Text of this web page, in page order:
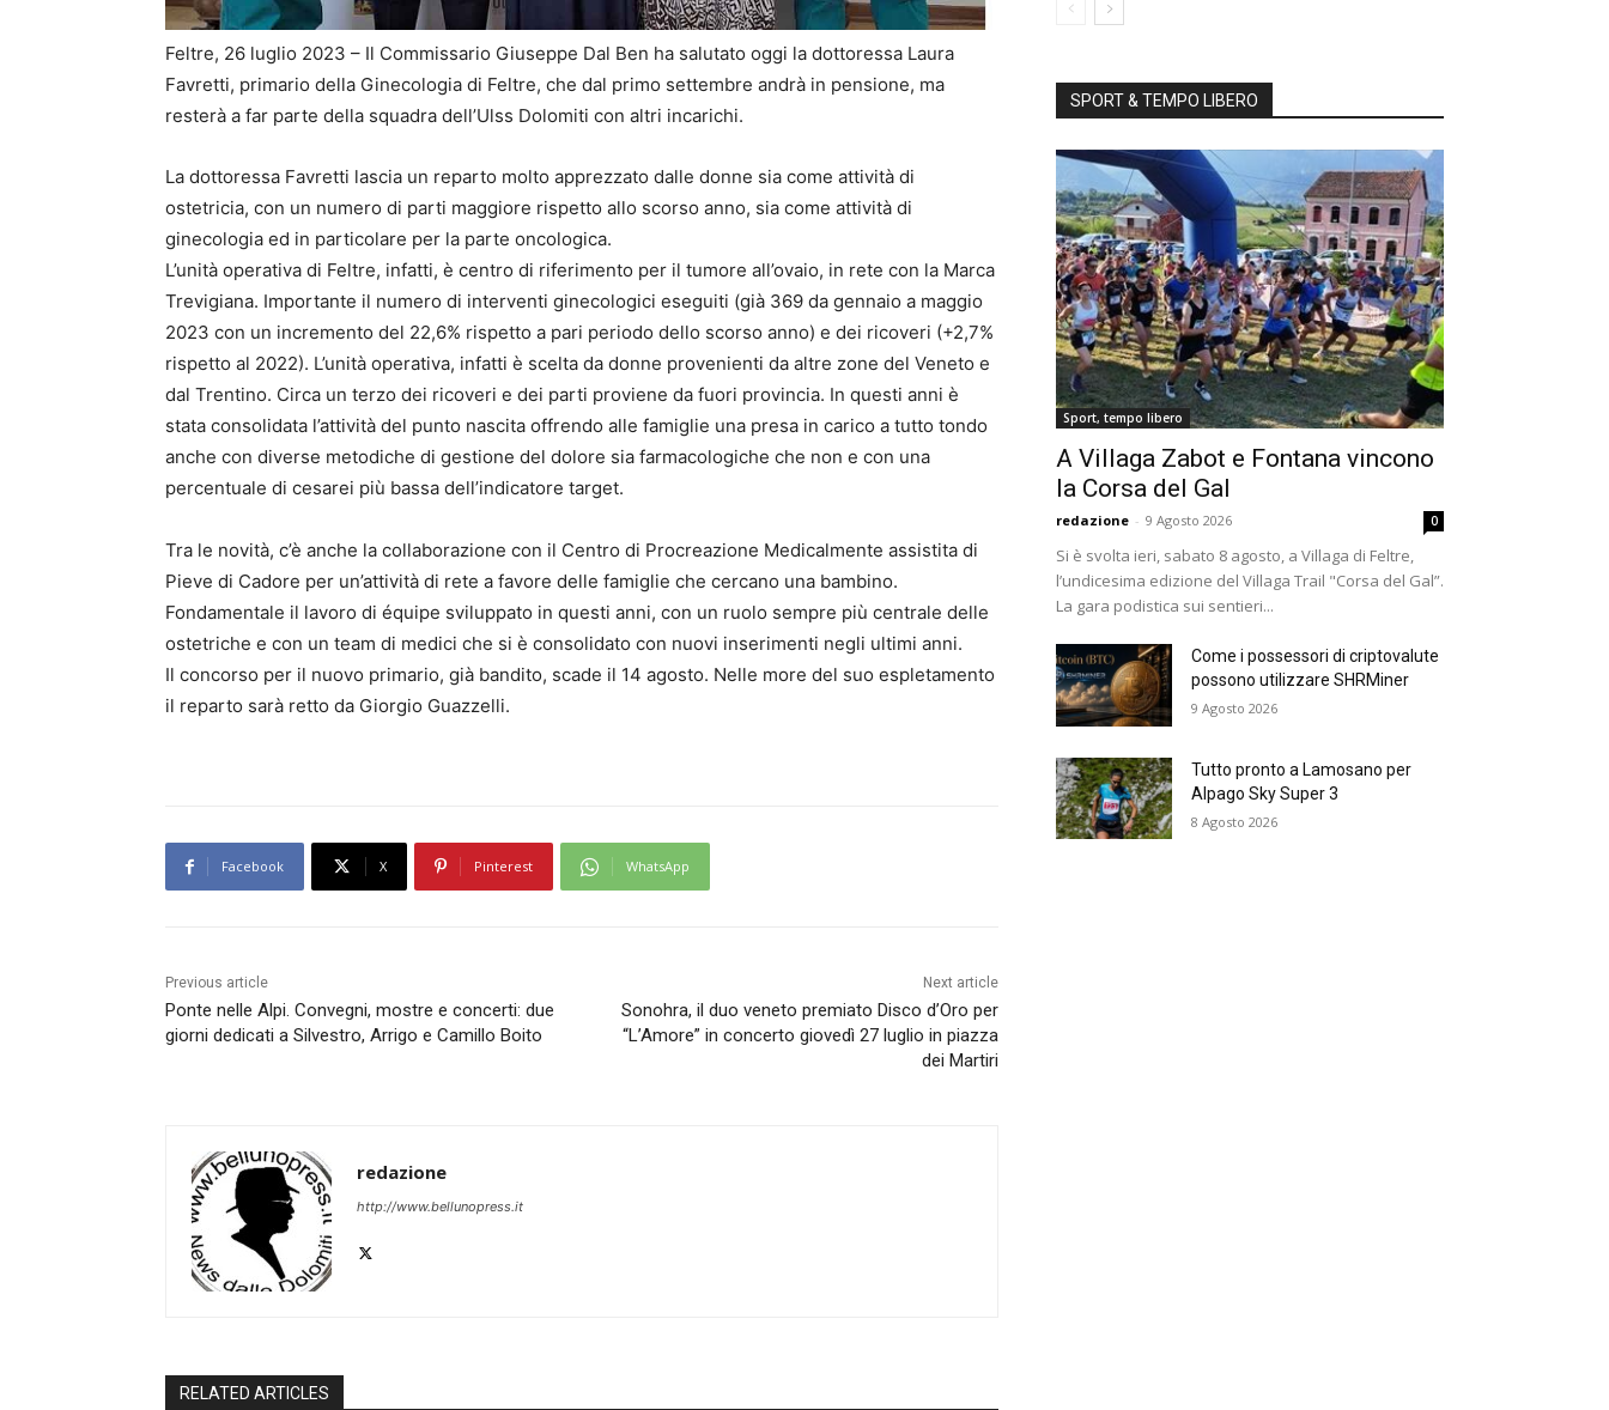
Feltre, 26 luglio 2023 – Il Commissario Giuseppe Dal Ben ha salutato oggi la dottoressa Laura
Favretti, primario della Ginecologia di Feltre, che dal primo settembre andrà in pensione, ma
resterà a far parte della squadra dell’Ulss Dolomiti con altri incarichi.
La dottoressa Favretti lascia un reparto molto apprezzato dalle donne sia come attività di
ostetricia, con un numero di parti maggiore rispetto allo scorso anno, sia come attività di
ginecologia ed in particolare per la parte oncologica.
L’unità operativa di Feltre, infatti, è centro di riferimento per il tumore all’ovaio, in rete con la Marca
Trevigiana. Importante il numero di interventi ginecologici eseguiti (già 369 da gennaio a maggio
2023 con un incremento del 22,6% rispetto a pari periodo dello scorso anno) e dei ricoveri (+2,7%
rispetto al 2022). L’unità operativa, infatti è scelta da donne provenienti da altre zone del Veneto e
dal Trentino. Circa un terzo dei ricoveri e dei parti proviene da fuori provincia. In questi anni è
stata consolidata l’attività del punto nascita offrendo alle famiglie una presa in carico a tutto tondo
anche con diverse metodiche di gestione del dolore sia farmacologiche che non e con una
percentuale di cesarei più bassa dell’indicatore target.
Tra le novità, c’è anche la collaborazione con il Centro di Procreazione Medicalmente assistita di
Pieve di Cadore per un’attività di rete a favore delle famiglie che cercano una bambino.
Fondamentale il lavoro di équipe sviluppato in questi anni, con un ruolo sempre più centrale delle
ostetriche e con un team di medici che si è consolidato con nuovi inserimenti negli ultimi anni.
Il concorso per il nuovo primario, già bandito, scade il 14 agosto. Nelle more del suo espletamento
il reparto sarà retto da Giorgio Guazzelli.
Facebook X Pinterest WhatsApp
Previous article
Ponte nelle Alpi. Convegni, mostre e concerti: due
giorni dedicati a Silvestro, Arrigo e Camillo Boito
Next article
Sonohra, il duo veneto premiato Disco d’Oro per
“L’Amore” in concerto giovedì 27 luglio in piazza
dei Martiri
redazione
http://www.bellunopress.it
RELATED ARTICLES
SPORT & TEMPO LIBERO
Sport, tempo libero
A Villaga Zabot e Fontana vincono
la Corsa del Gal
redazione - 9 Agosto 2026 0
Si è svolta ieri, sabato 8 agosto, a Villaga di Feltre,
l’undicesima edizione del Villaga Trail "Corsa del Gal”.
La gara podistica sui sentieri...
Come i possessori di criptovalute
possono utilizzare SHRMiner
9 Agosto 2026
Tutto pronto a Lamosano per
Alpago Sky Super 3
8 Agosto 2026